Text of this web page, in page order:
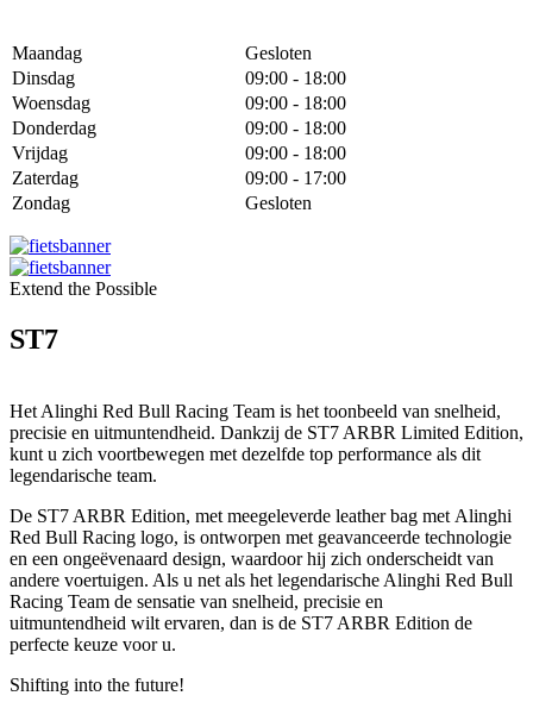
Maandag
Gesloten
Dinsdag
09:00 - 18:00
Woensdag
09:00 - 18:00
Donderdag
09:00 - 18:00
Vrijdag
09:00 - 18:00
Zaterdag
09:00 - 17:00
Zondag
Gesloten
Extend the Possible
ST7
Het Alinghi Red Bull Racing Team is het toonbeeld van snelheid,
precisie en uitmuntendheid. Dankzij de ST7 ARBR Limited Edition,
kunt u zich voortbewegen met dezelfde top performance als dit
legendarische team.
De ST7 ARBR Edition, met meegeleverde leather bag met Alinghi
Red Bull Racing logo, is ontworpen met geavanceerde technologie
en een ongeëvenaard design, waardoor hij zich onderscheidt van
andere voertuigen. Als u net als het legendarische Alinghi Red Bull
Racing Team de sensatie van snelheid, precisie en
uitmuntendheid wilt ervaren, dan is de ST7 ARBR Edition de
perfecte keuze voor u.
Shifting into the future!